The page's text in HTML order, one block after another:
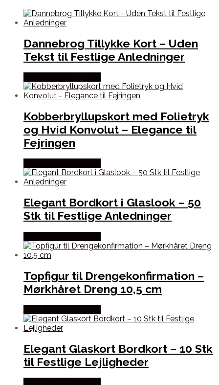
Dannebrog Tillykke Kort – Uden
Tekst til Festlige Anledninger
Kobberbryllupskort med Folietryk
og Hvid Konvolut – Elegance til
Fejringen
Elegant Bordkort i Glaslook – 50
Stk til Festlige Anledninger
Topfigur til Drengekonfirmation –
Mørkhåret Dreng 10,5 cm
Elegant Glaskort Bordkort – 10 Stk
til Festlige Lejligheder